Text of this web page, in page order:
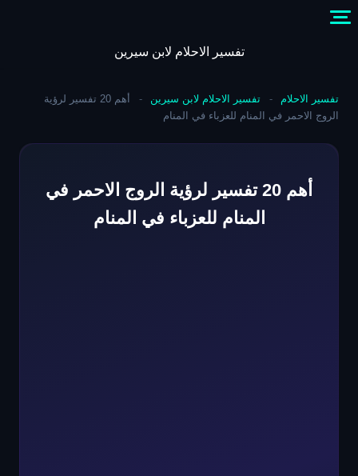
content
تفسير الاحلام لابن سيرين
تفسير الاحلام - تفسير الاحلام لابن سيرين -
أهم 20 تفسير لرؤية
الروج الاحمر في المنام للعزباء في المنام
أهم 20 تفسير لرؤية الروج الاحمر في
المنام للعزباء في المنام